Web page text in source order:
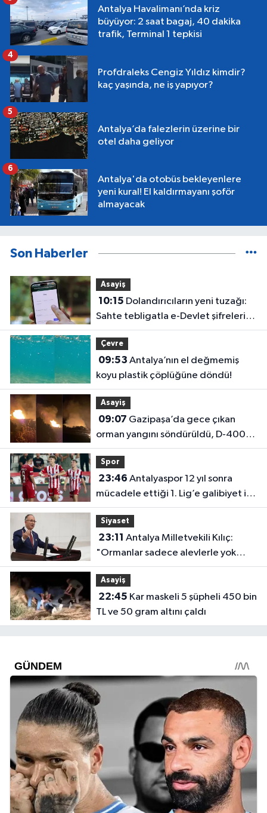
Antalya Havalimanı’nda kriz
büyüyor: 2 saat bagaj, 40 dakika
trafik, Terminal 1 tepkisi
Profdraleks Cengiz Yıldız kimdir?
kaç yaşında, ne iş yapıyor?
4
Antalya’da falezlerin üzerine bir
otel daha geliyor
5
Antalya'da otobüs bekleyenlere
yeni kural! El kaldırmayanı şoför
almayacak
6
Son Haberler
Asayiş
10:15
Sahte tebligatla e-Devlet şifrelerini
çalıyorlar
Çevre
09:53
koyu plastik çöplüğüne döndü!
Asayiş
09:07
orman yangını söndürüldü, D-400
trafiğe açıldı
Spor
23:46
mücadele ettiği 1. Lig’e galibiyet ile
başladı
Siyaset
23:11
"Ormanlar sadece alevlerle yok
olmuyor"
Asayiş
22:45
TL ve 50 gram altını çaldı